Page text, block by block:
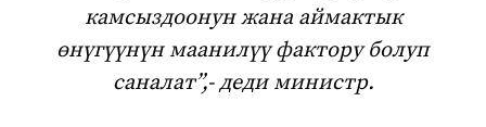
камсыздоонун жана аймактык
өнүгүүнүн маанилүү фактору болуп
саналат”,- деди министр.